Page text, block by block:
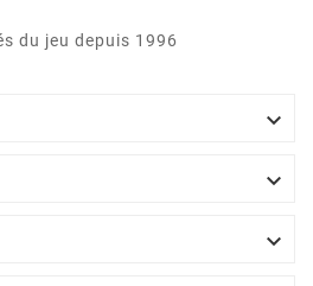
du jeu depuis 1996


